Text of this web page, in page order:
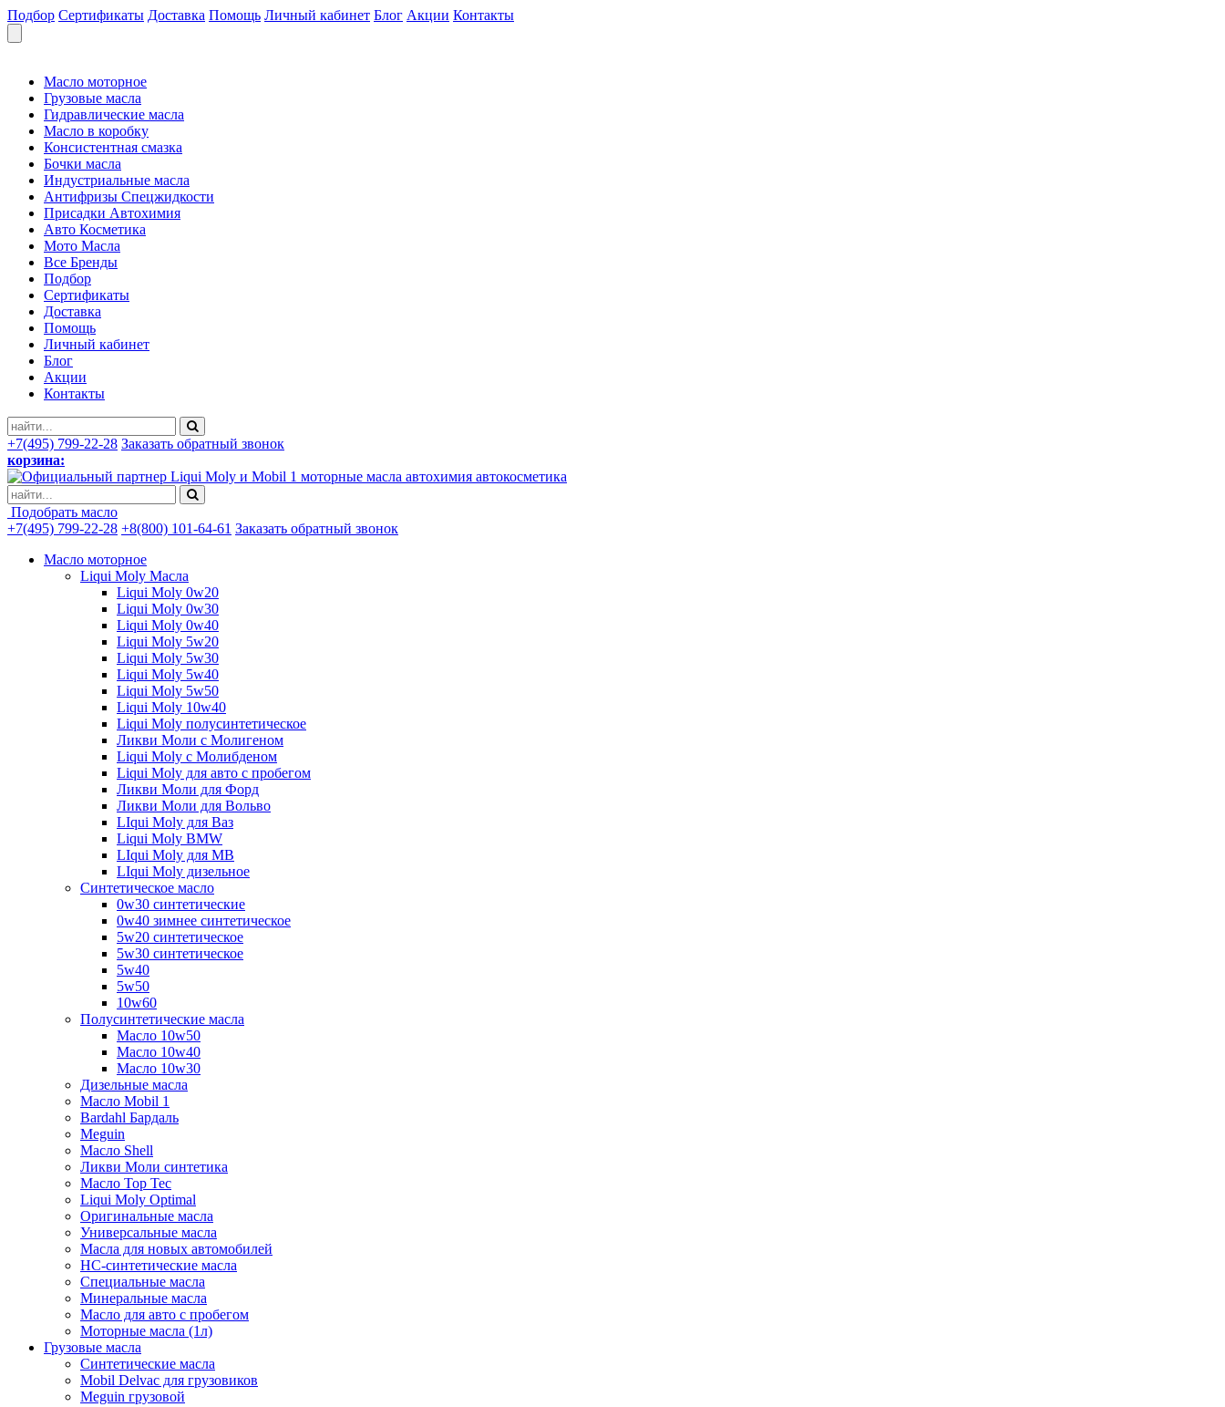
Подбор Сертификаты Доставка Помощь Личный кабинет Блог Акции Контакты
Масло моторное
Грузовые масла
Гидравлические масла
Масло в коробку
Консистентная смазка
Бочки масла
Индустриальные масла
Антифризы Спецжидкости
Присадки Автохимия
Авто Косметика
Мото Масла
Все Бренды
Подбор
Сертификаты
Доставка
Помощь
Личный кабинет
Блог
Акции
Контакты
+7(495) 799-22-28 Заказать обратный звонок
корзина:
моторные масла автохимия автокосметика
Подобрать масло
+7(495) 799-22-28 +8(800) 101-64-61 Заказать обратный звонок
Масло моторное
Liqui Moly Масла
Liqui Moly 0w20
Liqui Moly 0w30
Liqui Moly 0w40
Liqui Moly 5w20
Liqui Moly 5w30
Liqui Moly 5w40
Liqui Moly 5w50
Liqui Moly 10w40
Liqui Moly полусинтетическое
Ликви Моли с Молигеном
Liqui Moly с Молибденом
Liqui Moly для авто с пробегом
Ликви Моли для Форд
Ликви Моли для Вольво
LIqui Moly для Ваз
Liqui Moly BMW
LIqui Moly для MB
LIqui Moly дизельное
Синтетическое масло
0w30 синтетические
0w40 зимнее синтетическое
5w20 синтетическое
5w30 синтетическое
5w40
5w50
10w60
Полусинтетические масла
Масло 10w50
Масло 10w40
Масло 10w30
Дизельные масла
Масло Mobil 1
Bardahl Бардаль
Meguin
Масло Shell
Ликви Моли синтетика
Масло Top Tec
Liqui Moly Optimal
Оригинальные масла
Универсальные масла
Масла для новых автомобилей
HC-синтетические масла
Специальные масла
Минеральные масла
Масло для авто с пробегом
Моторные масла (1л)
Грузовые масла
Синтетические масла
Mobil Delvac для грузовиков
Meguin грузовой